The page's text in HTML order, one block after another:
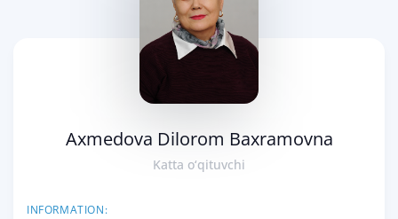
Axmedova Dilorom Baxramovna
Katta o‘qituvchi
INFORMATION: